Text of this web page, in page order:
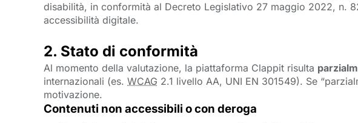
disabilità, in conformità al Decreto Legislativo 27 maggio 2022, n.
accessibilità digitale.
2. Stato di conformità
Al momento della valutazione, la piattaforma Clappit risulta
internazionali (es. WCAG 2.1 livello AA, UNI EN 301549). Se
motivazione.
Contenuti non accessibili o con deroga